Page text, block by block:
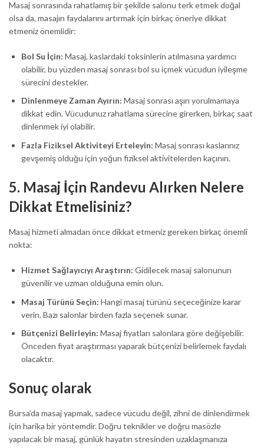
Masaj sonrasında rahatlamış bir şekilde salonu terk etmek doğal
olsa da, masajın faydalarını artırmak için birkaç öneriye dikkat
etmeniz önemlidir:
Bol Su İçin: Masaj, kaslardaki toksinlerin atılmasına yardımcı
olabilir, bu yüzden masaj sonrası bol su içmek vücudun iyileşme
sürecini destekler.
Dinlenmeye Zaman Ayırın: Masaj sonrası aşırı yorulmamaya
dikkat edin. Vücudunuz rahatlama sürecine girerken, birkaç saat
dinlenmek iyi olabilir.
Fazla Fiziksel Aktiviteyi Erteleyin: Masaj sonrası kaslarınız
gevşemiş olduğu için yoğun fiziksel aktivitelerden kaçının.
5. Masaj İçin Randevu Alırken Nelere
Dikkat Etmelisiniz?
Masaj hizmeti almadan önce dikkat etmeniz gereken birkaç önemli
nokta:
Hizmet Sağlayıcıyı Araştırın: Gidilecek masaj salonunun
güvenilir ve uzman olduğuna emin olun.
Masaj Türünü Seçin: Hangi masaj türünü seçeceğinize karar
verin. Bazı salonlar birden fazla seçenek sunar.
Bütçenizi Belirleyin: Masaj fiyatları salonlara göre değişebilir.
Önceden fiyat araştırması yaparak bütçenizi belirlemek faydalı
olacaktır.
Sonuç olarak
Bursa’da masaj yapmak, sadece vücudu değil, zihni de dinlendirmek
için harika bir yöntemdir. Doğru teknikler ve doğru masözle
yapılacak bir masaj, günlük hayatın stresinden uzaklaşmanıza